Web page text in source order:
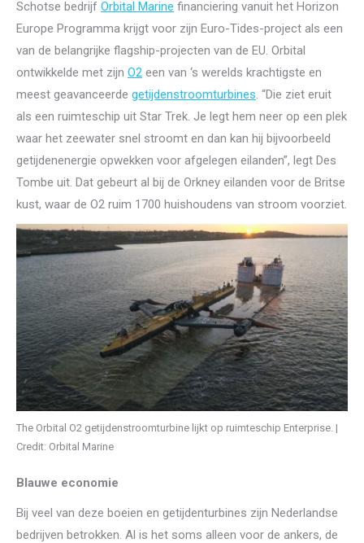
Schotse bedrijf Orbital Marine financiering vanuit het Horizon
Europe Programma krijgt voor zijn Euro-Tides-project als een
van de belangrijke flagship-projecten van de EU. Orbital
ontwikkelde met zijn O2 een van ‘s werelds krachtigste en
meest geavanceerde getijdenstroomturbines. “Die ziet eruit
als een ruimteschip uit Star Trek. Je legt hem neer op een plek
waar het zeewater snel stroomt en dan kan hij bijvoorbeeld
getijdenenergie opwekken voor afgelegen eilanden”, legt Des
Tombe uit. Dat gebeurt al bij de Orkney eilanden voor de Britse
kust, waar de O2 ruim 1700 huishoudens van stroom voorziet.
The Orbital O2 getijdenstroomturbine lijkt op ruimteschip Enterprise. |
Credit: Orbital Marine
Blauwe economie
Bij veel van deze boeien en getijdenturbines zijn Nederlandse
bedrijven betrokken. Al is het soms alleen voor de ankers, de